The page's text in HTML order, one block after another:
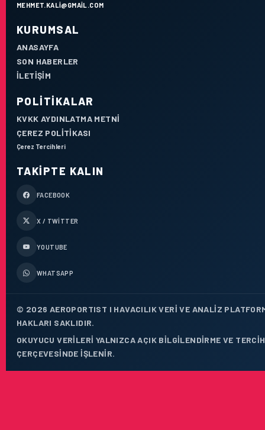
MEHMET.KALI@GMAIL.COM
KURUMSAL
ANASAYFA
SON HABERLER
İLETIŞIM
POLITIKALAR
KVKK AYDINLATMA METNI
ÇEREZ POLITIKASI
Çerez Tercihleri
TAKIPTE KALIN
FACEBOOK
X / TWITTER
YOUTUBE
WHATSAPP
© 2026 AEROPORTIST I HAVACILIK VERI VE ANALIZ
HAKLARI SAKLIDIR.
OKUYUCU VERILERI YALNIZCA AÇIK BILGILENDIRME VE
ÇERÇEVESINDE IŞLENIR.